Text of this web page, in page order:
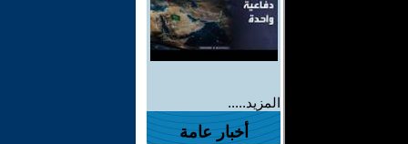
المزيد.....
أخبار عامة